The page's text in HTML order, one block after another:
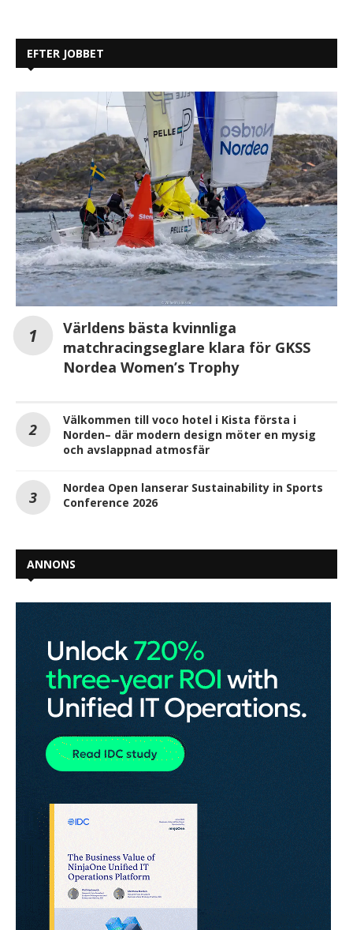
EFTER JOBBET
Världens bästa kvinnliga
matchracingseglare klara för GKSS
Nordea Women’s Trophy
Välkommen till voco hotel i Kista första i
Norden– där modern design möter en mysig
och avslappnad atmosfär
Nordea Open lanserar Sustainability in Sports
Conference 2026
ANNONS